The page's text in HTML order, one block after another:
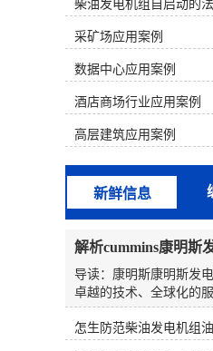
寻找故障部位。 一、康
的组成和原理1、康明斯
机组为例，配置的是康明
喷柴油机。QSK19系列
油喷射系统由三个基本
成，分别为输入(开关和
ECM(对输入信号进行分
(按照ECM输出信号动作
成)。QSK19系列电控燃
核心部分是执行器一控
产生的燃油输送至控制
成由一个切断电磁阀、
器阀和两个燃油压力传
ECM安装在总成壳体的
总成有一个燃油进口和
口，每个燃油出口分别
器控制着。燃油油道执
采矿场应用案例
数据中心应用案例
酒店商场行业应用案例
高层建筑应用案例
新鲜信息
导读：康明斯康明斯发
卓越的技术、全球化的
强大的本土化战略，在
建立了显着的长处。其